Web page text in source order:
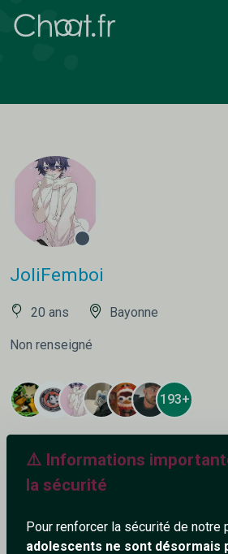
⚠️ Informations
la sécurité
Pour renforcer la sécurité de notre
adolescents ne sont désormais
JoliFemboi
20 ans Bayonne
Non renseigné
193+
Ajouter un commentaire (1)